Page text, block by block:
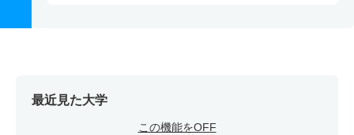
最近見た大学
この機能をOFF